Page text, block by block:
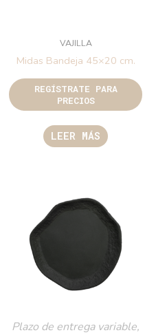
VAJILLA
Midas Bandeja 45×20 cm.
REGÍSTRATE PARA
PRECIOS
LEER MÁS
Plazo de entrega variable,